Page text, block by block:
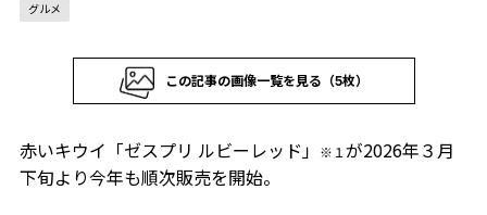
グルメ
この記事の画像一覧を見る（5枚）
赤いキウイ「ゼスプリ ルビーレッド」 ※１ が2026年３月
下旬より今年も順次販売を開始。